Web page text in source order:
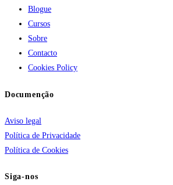
Blogue
Cursos
Sobre
Contacto
Cookies Policy
Documenção
Aviso legal
Política de Privacidade
Política de Cookies
Siga-nos